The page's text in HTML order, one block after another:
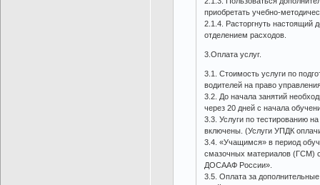
приобретать учебно-
2.1.4. Расторгнуть
отделением расходов.
3.Оплата услуг.
3.1. Стоимость услуги по
водителей на право
3.2. До начала занятий
через 20 дней с начала
3.3. Услуги по тестированию
включены. (Услуги УПДК
3.4. «Учащимся» в период
смазочных материалов (ГСМ)
ДОСААФ России».
3.5. Оплата за